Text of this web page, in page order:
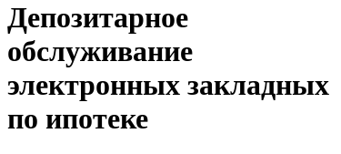
Депозитарное
обслуживание
электронных закладных
по ипотеке